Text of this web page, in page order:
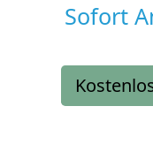
Sofort